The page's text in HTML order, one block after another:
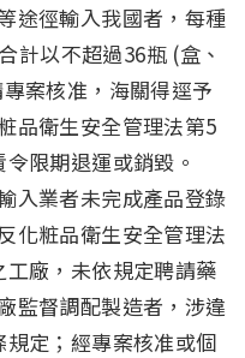
途徑輸入我國者，每種
計以不超過36瓶 (盒、
案核准，海關得逕予
品衛生安全管理法第5
限期退運或銷毀。
入業者未完成產品登錄
化粧品衛生安全管理法
廠，未依規定聘請藥
監督調配製造者，涉違
定；經專案核准或個